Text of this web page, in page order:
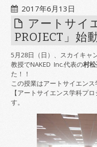
2017年6月13日
アートサイ
PROJECT」始
5月28日（日）、スカイキャ
教授でNAKED Inc.代表の村
た！！
この授業はアートサイエン
【アートサイエンス学科プ
す。